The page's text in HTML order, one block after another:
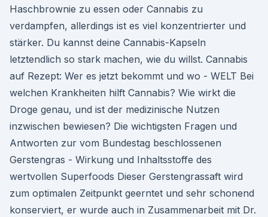
Haschbrownie zu essen oder Cannabis zu
verdampfen, allerdings ist es viel konzentrierter und
stärker. Du kannst deine Cannabis-Kapseln
letztendlich so stark machen, wie du willst. Cannabis
auf Rezept: Wer es jetzt bekommt und wo - WELT Bei
welchen Krankheiten hilft Cannabis? Wie wirkt die
Droge genau, und ist der medizinische Nutzen
inzwischen bewiesen? Die wichtigsten Fragen und
Antworten zur vom Bundestag beschlossenen
Gerstengras - Wirkung und Inhaltsstoffe des
wertvollen Superfoods Dieser Gerstengrassaft wird
zum optimalen Zeitpunkt geerntet und sehr schonend
konserviert, er wurde auch in Zusammenarbeit mit Dr.